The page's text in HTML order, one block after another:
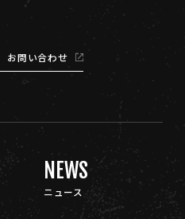
お問い合わせ
NEWS
ニュース